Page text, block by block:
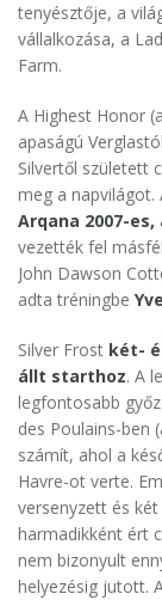
tenyésztője, a
vállalkozása, a
Farm.
A Highest Honor
apaságú
Silvertől született
meg a napvilágot.
Arqana 2007-
vezették fel
John Dawson
adta tréningbe
Silver Frost két-
állt starthoz. A
legfontosabb
des Poulains-ben
számít, ahol a
Havre-ot verte.
versenyzett és
harmadikként ért
nem bizonyult
helyezésig jutott.